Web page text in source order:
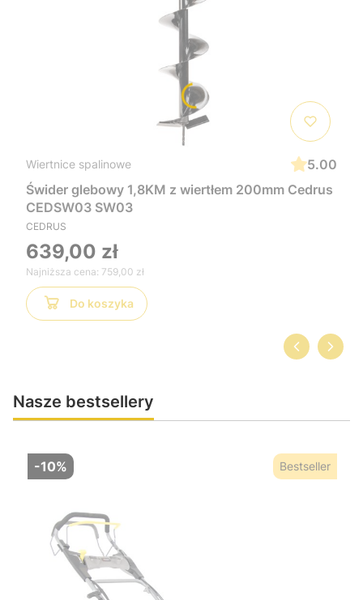
Wiertnice spalinowe
5.00
Świder glebowy 1,8KM z wiertłem 200mm Cedrus
CEDSW03 SW03
CEDRUS
639,00 zł
Najniższa cena: 759,00 zł
Do koszyka
Nasze bestsellery
-10% Bestseller